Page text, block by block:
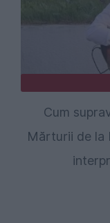
Cum
Mărturii de la